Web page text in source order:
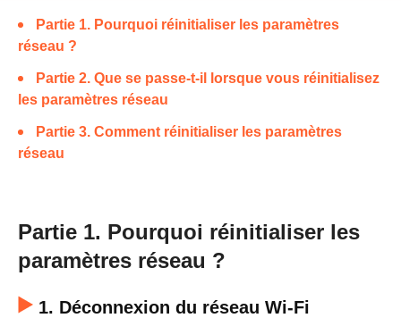
Partie 1. Pourquoi réinitialiser les paramètres
réseau ?
Partie 2. Que se passe-t-il lorsque vous réinitialisez
les paramètres réseau
Partie 3. Comment réinitialiser les paramètres
réseau
Partie 1. Pourquoi réinitialiser les
paramètres réseau ?
1. Déconnexion du réseau Wi-Fi